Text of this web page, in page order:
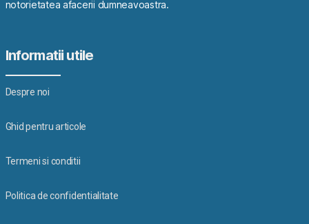
notorietatea afacerii dumneavoastra.
Informatii utile
Despre noi
Ghid pentru articole
Termeni si conditii
Politica de confidentialitate